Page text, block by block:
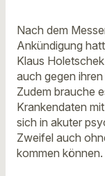
Nach dem
Ankündigung
Klaus
auch gegen
Zudem brauche
Krankendaten
sich in akuter
Zweifel auch
kommen können.